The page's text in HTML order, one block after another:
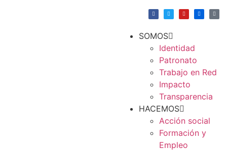
SOMOS
Identidad
Patronato
Trabajo en Red
Impacto
Transparencia
HACEMOS
Acción social
Formación y
Empleo